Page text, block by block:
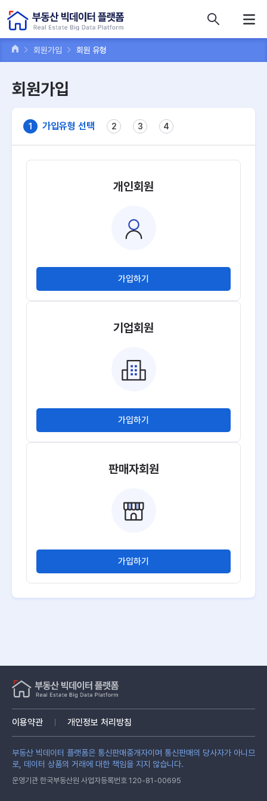
회원가입 회원 유형
회원가입
1 가입유형 선택 2 3 4
개인회원
가입하기
기업회원
가입하기
판매자회원
가입하기
이용약관 개인정보 처리방침
부동산 빅데이터 플랫폼은 통신판매중개자이며 통신판매의 당사자가 아니므
로, 데이터 상품의 거래에 대한 책임을 지지 않습니다.
운영기관 한국부동산원 사업자등록번호 120-81-00695